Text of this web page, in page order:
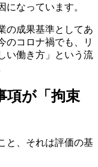
なっています。
の成果基準としてあ
のコロナ禍でも、リ
い働き方」という流
項が「拘束
と、それは評価の基